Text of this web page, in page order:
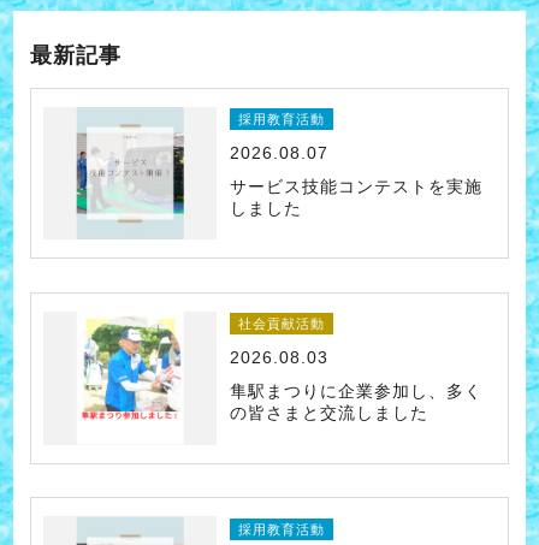
最新記事
採用教育活動
2026.08.07
サービス技能コンテストを実施
しました
社会貢献活動
2026.08.03
隼駅まつりに企業参加し、多く
の皆さまと交流しました
採用教育活動